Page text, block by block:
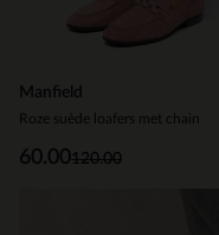
Manfield
Roze suède loafers met chain
120.00
60.00